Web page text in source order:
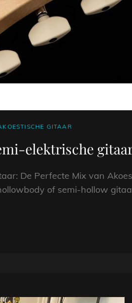
GITAAR
elektrische
De Perfecte Mix van
of semi-hollow